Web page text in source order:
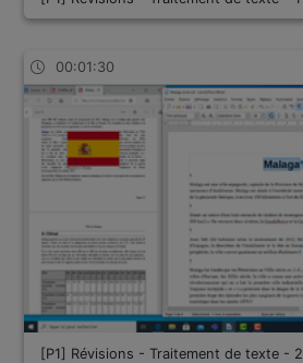
00:01:30
[P1] Révisions - Traitement de texte - 2